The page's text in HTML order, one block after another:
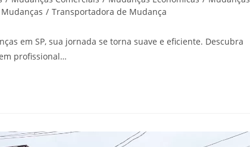
/ Transportadora de Mudança
em SP, sua jornada se torna suave e eficiente. Descubra
profissional…